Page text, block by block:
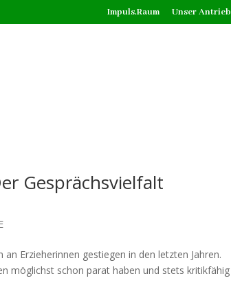
Impuls.Raum Unser Antrieb
Gesprächsvielfalt
Erzieherinnen gestiegen in den letzten Jahren.
möglichst schon parat haben und stets kritikfähig